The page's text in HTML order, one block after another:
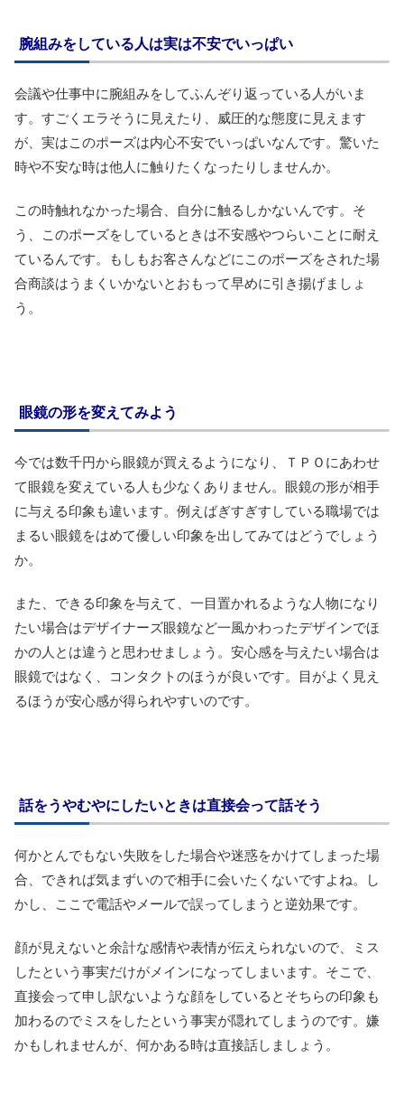
腕組みをしている人は実は不安でいっぱい
会議や仕事中に腕組みをしてふんぞり返っている人がいま
す。すごくエラそうに見えたり、威圧的な態度に見えます
が、実はこのポーズは内心不安でいっぱいなんです。驚いた
時や不安な時は他人に触りたくなったりしませんか。
この時触れなかった場合、自分に触るしかないんです。そ
う、このポーズをしているときは不安感やつらいことに耐え
ているんです。もしもお客さんなどにこのポーズをされた場
合商談はうまくいかないとおもって早めに引き揚げましょ
う。
眼鏡の形を変えてみよう
今では数千円から眼鏡が買えるようになり、ＴＰＯにあわせ
て眼鏡を変えている人も少なくありません。眼鏡の形が相手
に与える印象も違います。例えばぎすぎすしている職場では
まるい眼鏡をはめて優しい印象を出してみてはどうでしょう
か。
また、できる印象を与えて、一目置かれるような人物になり
たい場合はデザイナーズ眼鏡など一風かわったデザインでほ
かの人とは違うと思わせましょう。安心感を与えたい場合は
眼鏡ではなく、コンタクトのほうが良いです。目がよく見え
るほうが安心感が得られやすいのです。
話をうやむやにしたいときは直接会って話そう
何かとんでもない失敗をした場合や迷惑をかけてしまった場
合、できれば気まずいので相手に会いたくないですよね。し
かし、ここで電話やメールで誤ってしまうと逆効果です。
顔が見えないと余計な感情や表情が伝えられないので、ミス
したという事実だけがメインになってしまいます。そこで、
直接会って申し訳ないような顔をしているとそちらの印象も
加わるのでミスをしたという事実が隠れてしまうのです。嫌
かもしれませんが、何かある時は直接話しましょう。